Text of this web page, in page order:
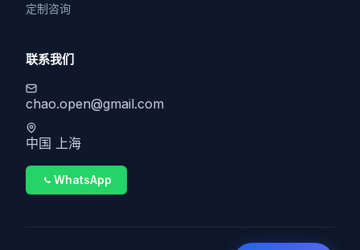
定制咨询
联系我们
chao.open@gmail.com
中国 上海
WhatsApp